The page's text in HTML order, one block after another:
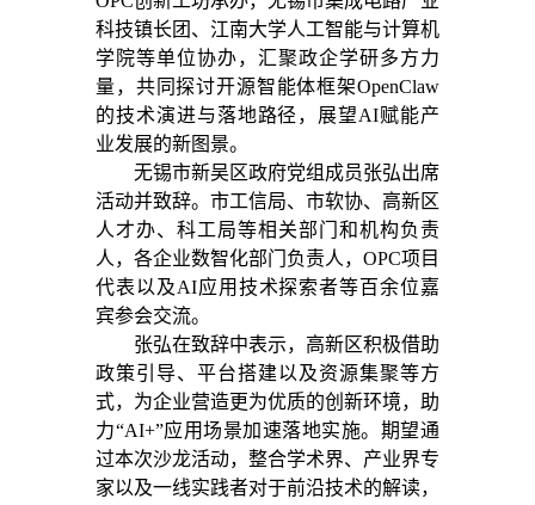
科技镇长团、江南大学人工智能与计算机
学院等单位协办，汇聚政企学研多方力
量，共同探讨开源智能体框架OpenClaw
的技术演进与落地路径，展望AI赋能产
业发展的新图景。
无锡市新吴区政府党组成员张弘出席
活动并致辞。市工信局、市软协、高新区
人才办、科工局等相关部门和机构负责
人，各企业数智化部门负责人，OPC项目
代表以及AI应用技术探索者等百余位嘉
宾参会交流。
张弘在致辞中表示，高新区积极借助
政策引导、平台搭建以及资源集聚等方
式，为企业营造更为优质的创新环境，助
力“AI+”应用场景加速落地实施。期望通
过本次沙龙活动，整合学术界、产业界专
家以及一线实践者对于前沿技术的解读，